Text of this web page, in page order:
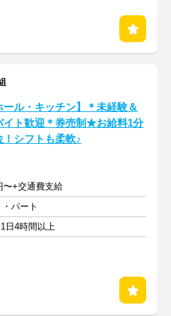
ール・キッチン】＊未経験＆
イト歓迎＊券売制★お給料1分
！シフトも柔軟♪
〜+交通費支給
パート
日4時間以上